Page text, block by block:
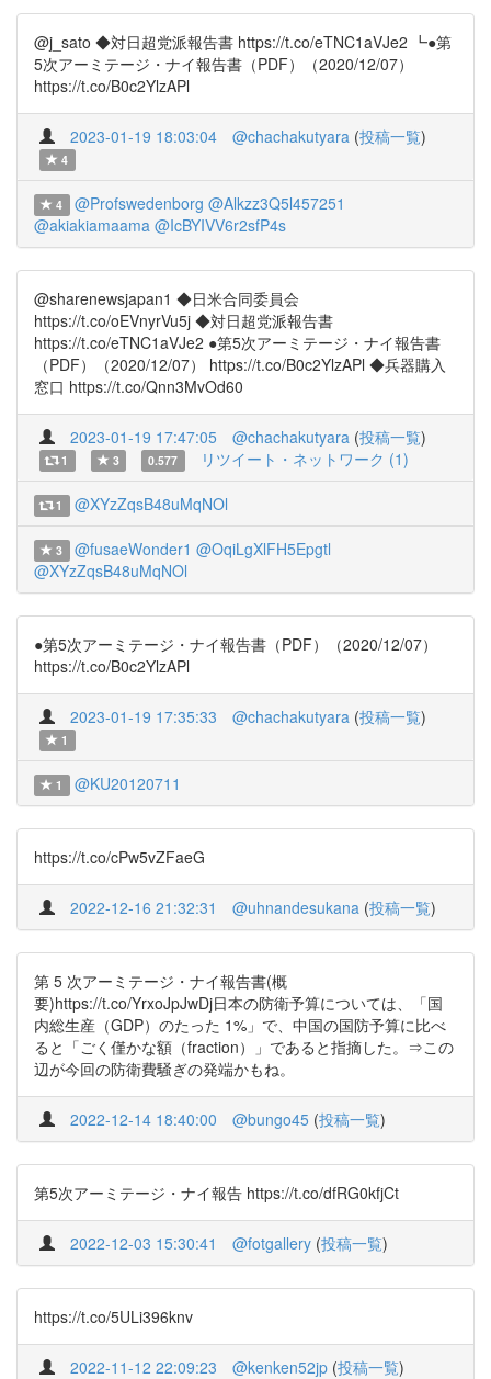
@j_sato ◆対日超党派報告書 https://t.co/eTNC1aVJe2 ┗●第
5次アーミテージ・ナイ報告書（PDF）（2020/12/07）
https://t.co/B0c2YlzAPl
2023-01-19 18:03:04 @chachakutyara (投稿一覧)
4
4 @Profswedenborg @Alkzz3Q5l457251
@akiakiamaama @IcBYIVV6r2sfP4s
@sharenewsjapan1 ◆日米合同委員会
https://t.co/oEVnyrVu5j ◆対日超党派報告書
https://t.co/eTNC1aVJe2 ●第5次アーミテージ・ナイ報告書
（PDF）（2020/12/07） https://t.co/B0c2YlzAPl ◆兵器購入
窓口 https://t.co/Qnn3MvOd60
2023-01-19 17:47:05 @chachakutyara (投稿一覧)
1 3 0.577 リツイート・ネットワーク (1)
1 @XYzZqsB48uMqNOl
3 @fusaeWonder1 @OqiLgXlFH5Epgtl
@XYzZqsB48uMqNOl
●第5次アーミテージ・ナイ報告書（PDF）（2020/12/07）
https://t.co/B0c2YlzAPl
2023-01-19 17:35:33 @chachakutyara (投稿一覧)
1
1 @KU20120711
https://t.co/cPw5vZFaeG
2022-12-16 21:32:31 @uhnandesukana (投稿一覧)
第 5 次アーミテージ・ナイ報告書(概
要)https://t.co/YrxoJpJwDj日本の防衛予算については、「国
内総生産（GDP）のたった 1%」で、中国の国防予算に比べ
ると「ごく僅かな額（fraction）」であると指摘した。⇒この
辺が今回の防衛費騒ぎの発端かもね。
2022-12-14 18:40:00 @bungo45 (投稿一覧)
第5次アーミテージ・ナイ報告 https://t.co/dfRG0kfjCt
2022-12-03 15:30:41 @fotgallery (投稿一覧)
https://t.co/5ULi396knv
2022-11-12 22:09:23 @kenken52jp (投稿一覧)